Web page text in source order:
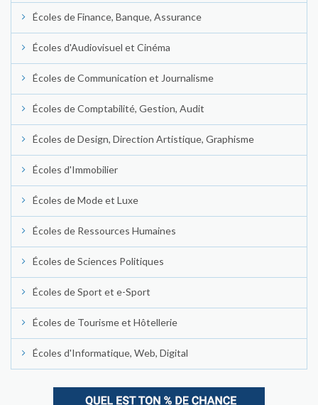
Écoles de Finance, Banque, Assurance
Écoles d'Audiovisuel et Cinéma
Écoles de Communication et Journalisme
Écoles de Comptabilité, Gestion, Audit
Écoles de Design, Direction Artistique, Graphisme
Écoles d'Immobilier
Écoles de Mode et Luxe
Écoles de Ressources Humaines
Écoles de Sciences Politiques
Écoles de Sport et e-Sport
Écoles de Tourisme et Hôtellerie
Écoles d'Informatique, Web, Digital